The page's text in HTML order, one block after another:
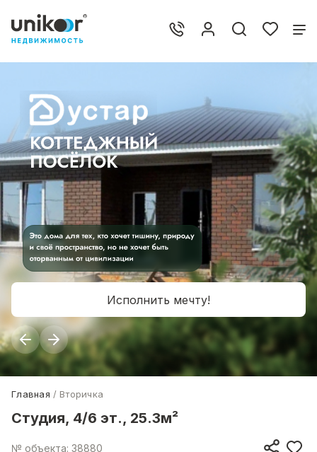
Исполнить мечту!
Главная Вторичка
Студия, 4/6 эт., 25.3м²
№ объекта: 38880